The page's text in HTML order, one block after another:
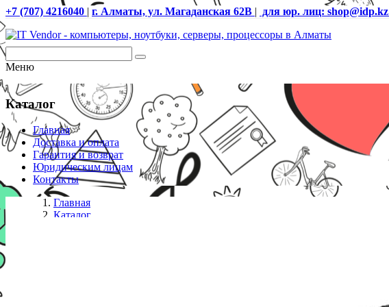
+7 (707) 4216040 | г. Алматы, ул. Магаданская 62В | для юр. лиц: shop@idp.kz
Меню
Каталог
Главная
Доставка и оплата
Гарантия и возврат
Юридическим лицам
Контакты
Главная
Каталог